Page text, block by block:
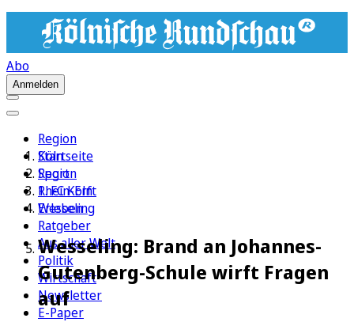
Abo
Anmelden
Region
Köln
Sport
1. FC Köln
Erleben
Ratgeber
Aus aller Welt
Politik
Wirtschaft
Newsletter
E-Paper
Startseite
Region
Rhein-Erft
Wesseling
Wesseling: Brand an Johannes-
Gutenberg-Schule wirft Fragen
auf